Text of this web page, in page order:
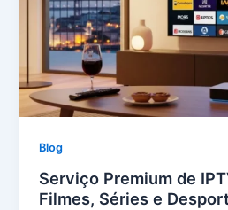
Blog
Serviço Premium de
Filmes, Séries e